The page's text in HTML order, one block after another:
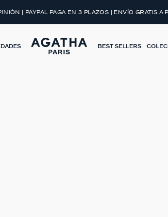
| PAYPAL PAGA EN 3 PLAZOS | ENVÍO GRATIS A
BEST SELLERS